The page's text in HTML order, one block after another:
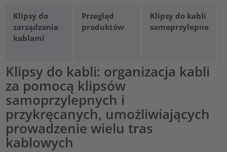
Klipsy do
zarządzania
kablami
Przegląd
produktów
Klipsy do kabli
samoprzylepne
Klipsy do kabli: organizacja kabli
za pomocą klipsów
samoprzylepnych i
przykręcanych, umożliwiających
prowadzenie wielu tras
kablowych